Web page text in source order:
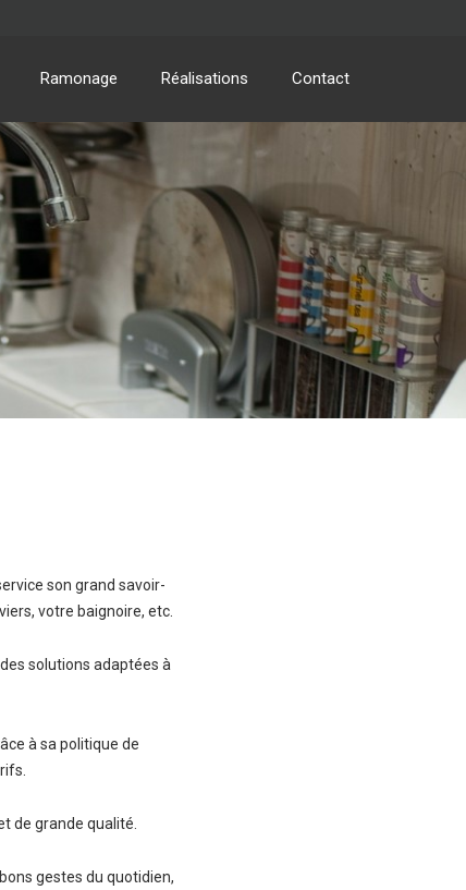
Ramonage Réalisations Contact
son grand savoir-
votre baignoire, etc.
solutions adaptées à
à sa politique de
de grande qualité.
gestes du quotidien,